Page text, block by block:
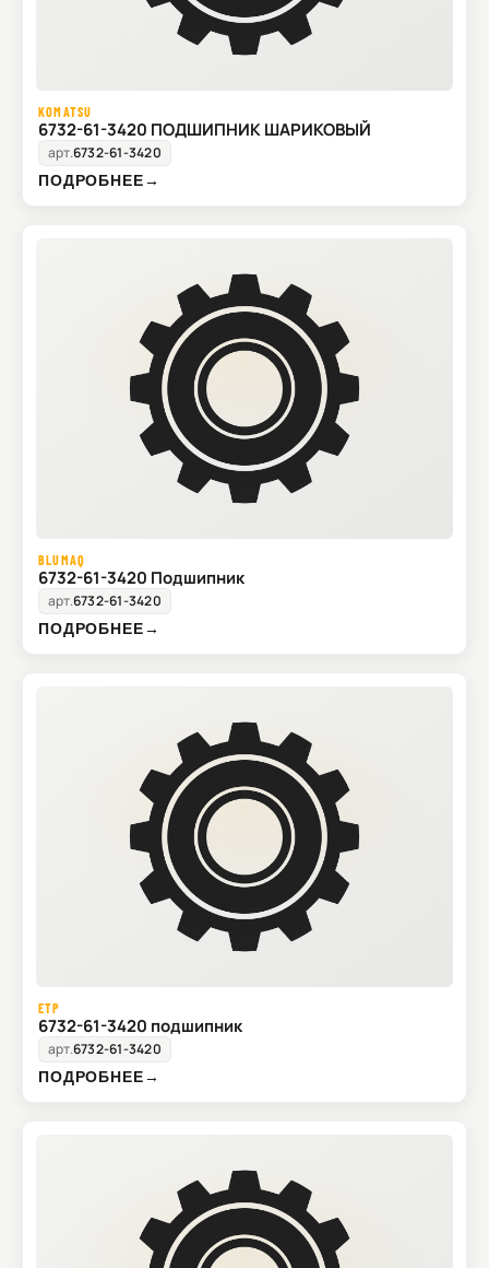
KOMATSU
6732-61-3420 ПОДШИПНИК ШАРИКОВЫЙ
арт.6732-61-3420
ПОДРОБНЕЕ→
BLUMAQ
6732-61-3420 Подшипник
арт.6732-61-3420
ПОДРОБНЕЕ→
ETP
6732-61-3420 подшипник
арт.6732-61-3420
ПОДРОБНЕЕ→